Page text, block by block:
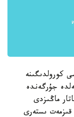
كورولدىگىنە
جۇرگەندە
ماڭىزدى
قىزمەت ىستەرى